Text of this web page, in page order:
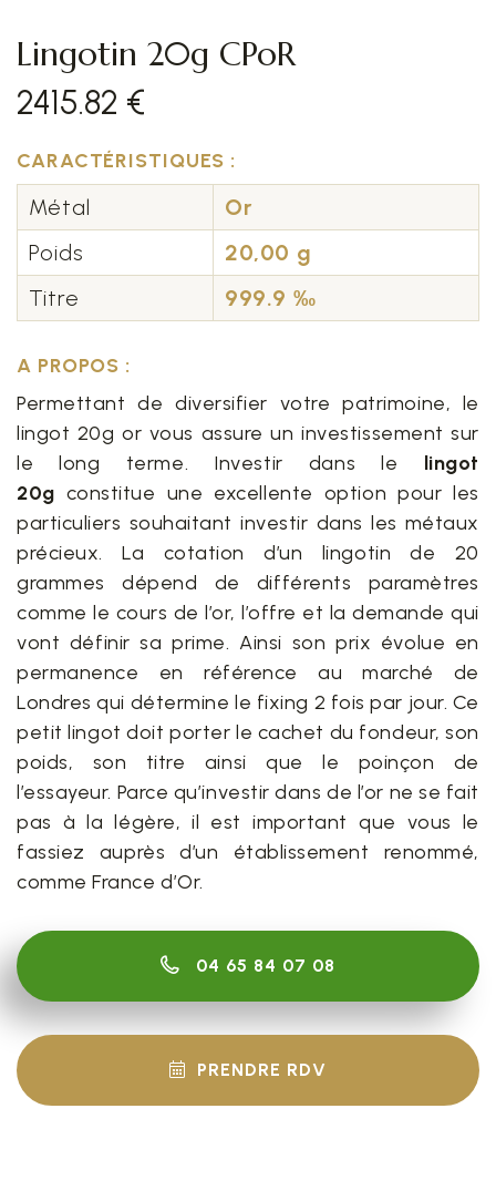
Lingotin 20g CPoR
2415.82 €
CARACTÉRISTIQUES :
Métal
Or
Poids
20,00 g
Titre
999.9 ‰
A PROPOS :
Permettant de diversifier votre patrimoine, le
lingot 20g or vous assure un investissement sur
le long terme. Investir dans le lingot
20g constitue une excellente option pour les
particuliers souhaitant investir dans les métaux
précieux. La cotation d’un lingotin de 20
grammes dépend de différents paramètres
comme le cours de l’or, l’offre et la demande qui
vont définir sa prime. Ainsi son prix évolue en
permanence en référence au marché de
Londres qui détermine le fixing 2 fois par jour. Ce
petit lingot doit porter le cachet du fondeur, son
poids, son titre ainsi que le poinçon de
l’essayeur. Parce qu’investir dans de l’or ne se fait
pas à la légère, il est important que vous le
fassiez auprès d’un établissement renommé,
comme France d’Or.
04 65 84 07 08
PRENDRE RDV